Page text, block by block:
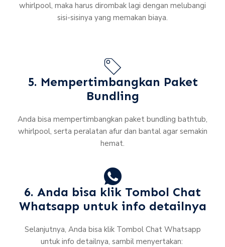
whirlpool, maka harus dirombak lagi dengan melubangi
sisi-sisinya yang memakan biaya.
5. Mempertimbangkan Paket
Bundling
Anda bisa mempertimbangkan paket bundling bathtub,
whirlpool, serta peralatan afur dan bantal agar semakin
hemat.
6. Anda bisa klik Tombol Chat
Whatsapp untuk info detailnya
Selanjutnya, Anda bisa klik Tombol Chat Whatsapp
untuk info detailnya, sambil menyertakan: